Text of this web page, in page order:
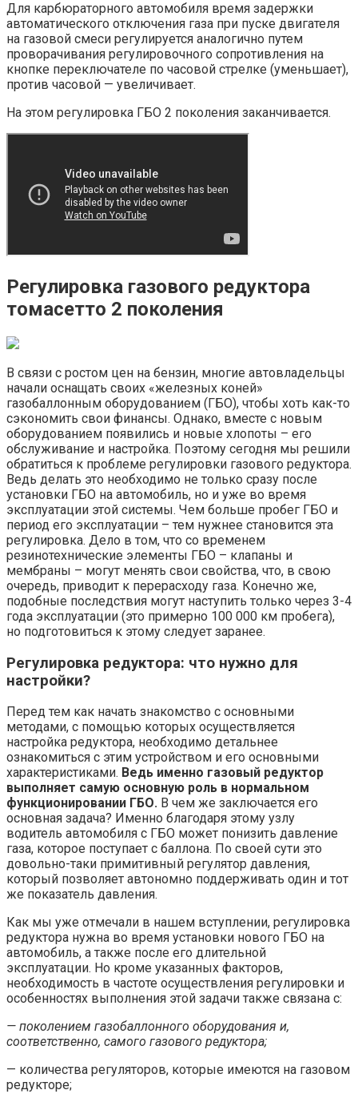
Для карбюраторного автомобиля время задержки
автоматического отключения газа при пуске двигателя
на газовой смеси регулируется аналогично путем
проворачивания регулировочного сопротивления на
кнопке переключателе по часовой стрелке (уменьшает),
против часовой — увеличивает.
На этом регулировка ГБО 2 поколения заканчивается.
Регулировка газового редуктора
томасетто 2 поколения
В связи с ростом цен на бензин, многие автовладельцы
начали оснащать своих «железных коней»
газобаллонным оборудованием (ГБО), чтобы хоть как-то
сэкономить свои финансы. Однако, вместе с новым
оборудованием появились и новые хлопоты – его
обслуживание и настройка. Поэтому сегодня мы решили
обратиться к проблеме регулировки газового редуктора.
Ведь делать это необходимо не только сразу после
установки ГБО на автомобиль, но и уже во время
эксплуатации этой системы. Чем больше пробег ГБО и
период его эксплуатации – тем нужнее становится эта
регулировка. Дело в том, что со временем
резинотехнические элементы ГБО – клапаны и
мембраны – могут менять свои свойства, что, в свою
очередь, приводит к перерасходу газа. Конечно же,
подобные последствия могут наступить только через 3-4
года эксплуатации (это примерно 100 000 км пробега),
но подготовиться к этому следует заранее.
Регулировка редуктора: что нужно для
настройки?
Перед тем как начать знакомство с основными
методами, с помощью которых осуществляется
настройка редуктора, необходимо детальнее
ознакомиться с этим устройством и его основными
характеристиками. Ведь именно газовый редуктор
выполняет самую основную роль в нормальном
функционировании ГБО. В чем же заключается его
основная задача? Именно благодаря этому узлу
водитель автомобиля с ГБО может понизить давление
газа, которое поступает с баллона. По своей сути это
довольно-таки примитивный регулятор давления,
который позволяет автономно поддерживать один и тот
же показатель давления.
Как мы уже отмечали в нашем вступлении, регулировка
редуктора нужна во время установки нового ГБО на
автомобиль, а также после его длительной
эксплуатации. Но кроме указанных факторов,
необходимость в частоте осуществления регулировки и
особенностях выполнения этой задачи также связана с:
— поколением газобаллонного оборудования и,
соответственно, самого газового редуктора;
— количества регуляторов, которые имеются на газовом
редукторе;